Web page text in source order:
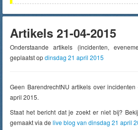
Artikels 21-04-2015
Onderstaande artikels (incidenten,
geplaatst opdinsdag 21 april 2015
Geen BarendrechtNU artikels over
april 2015.
Staat het bericht dat je zoekt er niet bij?
gemaakt via de live blog van dinsdag 21 april